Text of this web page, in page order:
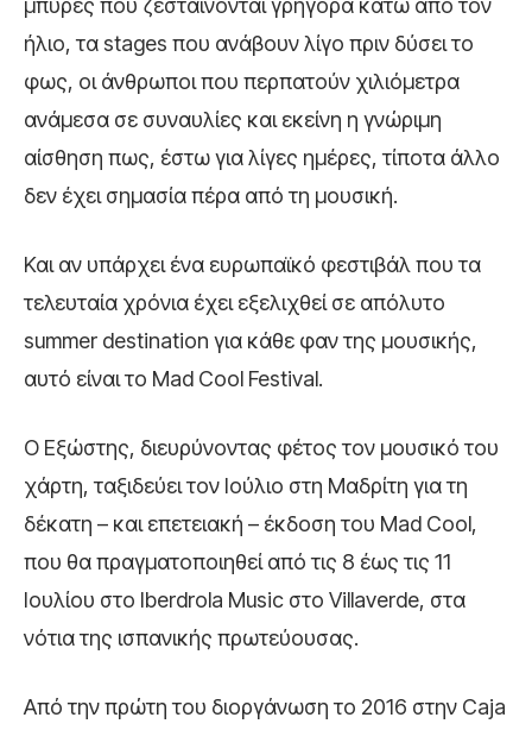
μπύρες που ζεσταίνονται γρήγορα κάτω από τον
ήλιο, τα stages που ανάβουν λίγο πριν δύσει το
φως, οι άνθρωποι που περπατούν χιλιόμετρα
ανάμεσα σε συναυλίες και εκείνη η γνώριμη
αίσθηση πως, έστω για λίγες ημέρες, τίποτα άλλο
δεν έχει σημασία πέρα από τη μουσική.
Και αν υπάρχει ένα ευρωπαϊκό φεστιβάλ που τα
τελευταία χρόνια έχει εξελιχθεί σε απόλυτο
summer destination για κάθε φαν της μουσικής,
αυτό είναι το Mad Cool Festival.
Ο Εξώστης, διευρύνοντας φέτος τον μουσικό του
χάρτη, ταξιδεύει τον Ιούλιο στη Μαδρίτη για τη
δέκατη – και επετειακή – έκδοση του Mad Cool,
που θα πραγματοποιηθεί από τις 8 έως τις 11
Ιουλίου στο Iberdrola Music στο Villaverde, στα
νότια της ισπανικής πρωτεύουσας.
Από την πρώτη του διοργάνωση το 2016 στην Caja